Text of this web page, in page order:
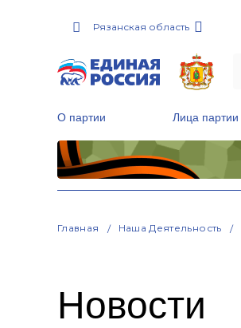
Рязанская область
О партии Лица партии
Главная Наша Деятельность
Новости